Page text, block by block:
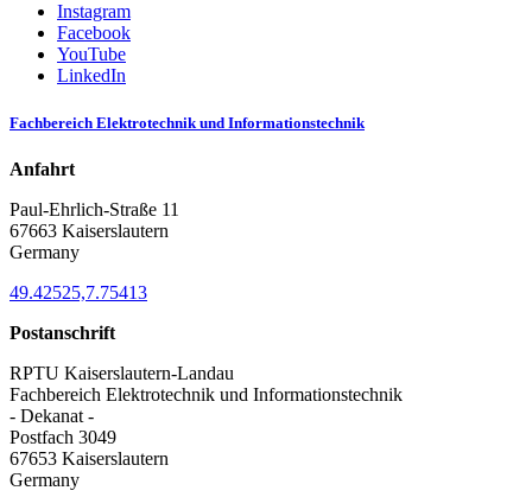
Instagram
Facebook
YouTube
LinkedIn
Fachbereich Elektrotechnik und Informationstechnik
Anfahrt
Paul-Ehrlich-Straße 11
67663 Kaiserslautern
Germany
49.42525,7.75413
Postanschrift
RPTU Kaiserslautern-Landau
Fachbereich Elektrotechnik und Informationstechnik
- Dekanat -
Postfach 3049
67653 Kaiserslautern
Germany